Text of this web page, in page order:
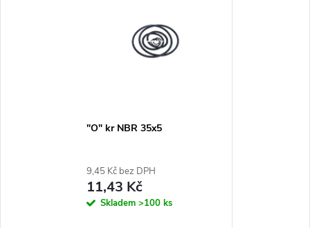
"O" kr NBR 35x5
9,45 Kč bez DPH
11,43 Kč
Skladem >100 ks